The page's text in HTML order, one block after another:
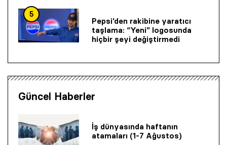
5
Pepsi’den rakibine yaratıcı
taşlama: “Yeni” logosunda
hiçbir şeyi değiştirmedi
Güncel Haberler
İş dünyasında haftanın
atamaları (1-7 Ağustos)